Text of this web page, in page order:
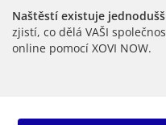
Naštěstí existuje
zjistí, co dělá VAŠI
online pomocí XOVI NOW.